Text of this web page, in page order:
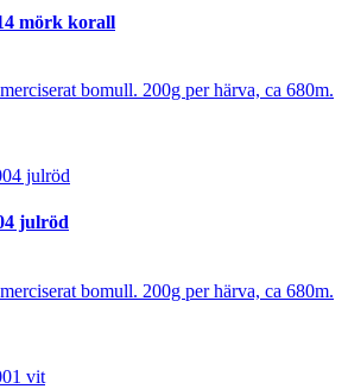
mörk korall
bomull. 200g per härva, ca 680m.
julröd
bomull. 200g per härva, ca 680m.